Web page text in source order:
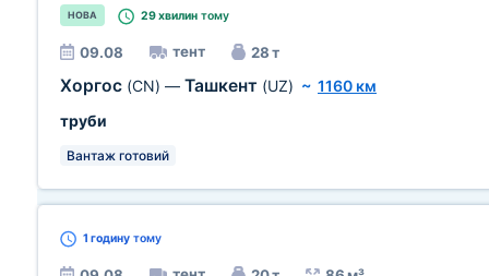
НОВА 29 хвилин тому
09.08 тент 28 т
Хоргос (CN) — Ташкент (UZ) ~ 1160 км
труби
Вантаж готовий
1 годину тому